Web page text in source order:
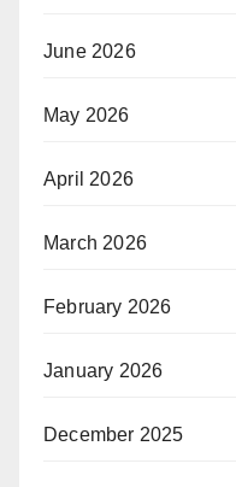
June 2026
May 2026
April 2026
March 2026
February 2026
January 2026
December 2025